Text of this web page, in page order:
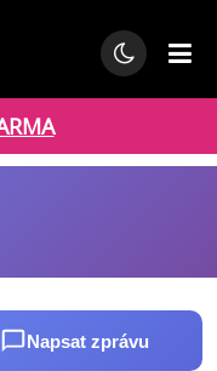
Napsat zprávu